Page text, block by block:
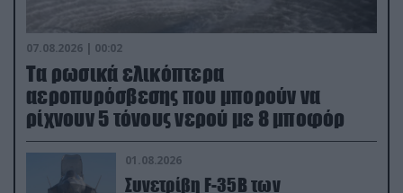
07.08.2026 | 00:02
Τα ρωσικά ελικόπτερα
αεροπυρόσβεσης που μπορούν να
ρίχνουν 5 τόνους νερού με 8 μποφόρ
01.08.2026
Συνετρίβη F-35B των